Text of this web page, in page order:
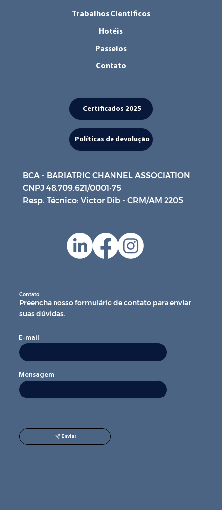
Trabalhos Científicos
Hotéis
Passeios
Contato
Políticas de devolução
Certificados 2025
BCA - BARIATRIC CHANNEL ASSOCIATION
CNPJ 48.709.621/0001-75
Resp. Técnico: Victor Dib - CRM/AM 2205
Contato
Preencha nosso formulário de contato para enviar
suas dúvidas.
E-mail
Mensagem
Enviar